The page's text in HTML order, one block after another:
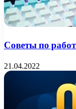
Советы по
21.04.2022